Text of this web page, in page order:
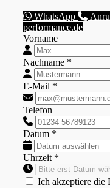
WhatsApp
performance.de
Vorname
Nachname *
E-Mail *
Telefon
Datum *
Uhrzeit *
Ich akzeptiere die